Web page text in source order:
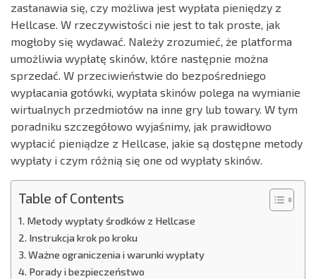
zastanawia się, czy możliwa jest wypłata pieniędzy z
Hellcase. W rzeczywistości nie jest to tak proste, jak
mogłoby się wydawać. Należy zrozumieć, że platforma
umożliwia wypłatę skinów, które następnie można
sprzedać. W przeciwieństwie do bezpośredniego
wypłacania gotówki, wypłata skinów polega na wymianie
wirtualnych przedmiotów na inne gry lub towary. W tym
poradniku szczegółowo wyjaśnimy, jak prawidłowo
wypłacić pieniądze z Hellcase, jakie są dostępne metody
wypłaty i czym różnią się one od wypłaty skinów.
Table of Contents
Metody wypłaty środków z Hellcase
Instrukcja krok po kroku
Ważne ograniczenia i warunki wypłaty
Porady i bezpieczeństwo